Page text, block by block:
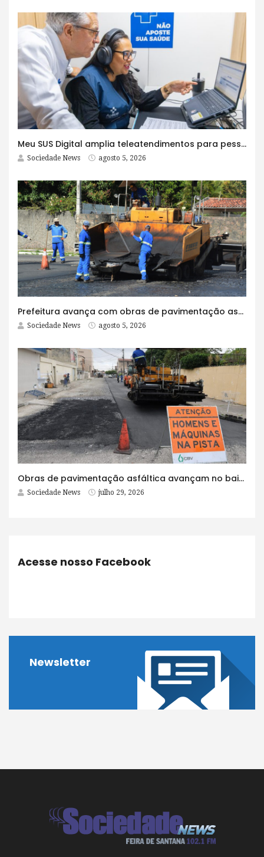
Meu SUS Digital amplia teleatendimentos para pessoas com problemas com jogos e apostas
Sociedade News agosto 5, 2026
Prefeitura avança com obras de pavimentação asfáltica na Rua Lopes Rodrigues
Sociedade News agosto 5, 2026
Obras de pavimentação asfáltica avançam no bairro Brasília e chegam a mais quatro ruas
Sociedade News julho 29, 2026
Acesse nosso Facebook
Newsletter